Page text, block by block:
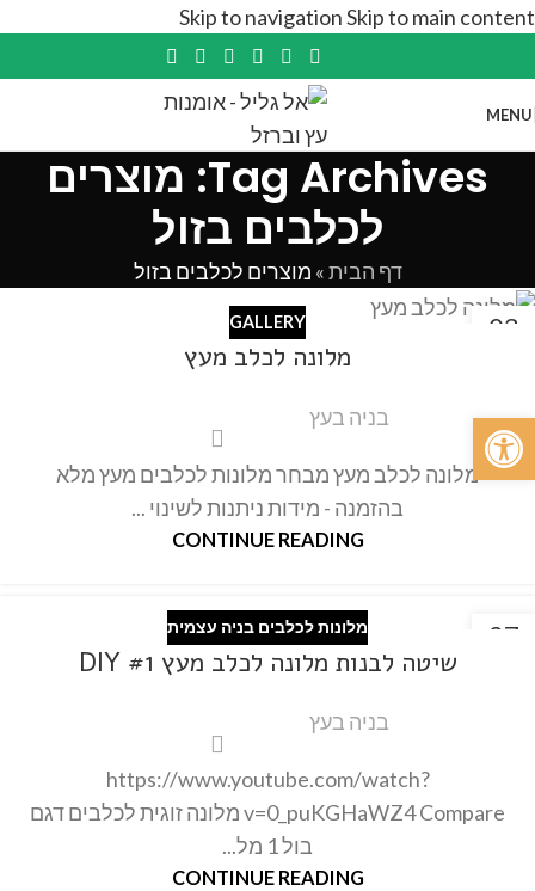
Skip to navigationSkip to main content
MENU
Tag Archives: מוצרים
לכלבים בזול
דף הבית» מוצרים לכלבים בזול
03
GALLERY
מלונה לכלב מעץ
בניה בעץ
מלונה לכלב מעץ מבחר מלונות לכלבים מעץ מלא
בהזמנה - מידות ניתנות לשינוי ...
CONTINUE READING
27 מלונות לכלבים בניה עצמית
שיטה לבנות מלונה לכלב מעץ #1 DIY
בניה בעץ
https://www.youtube.com/watch?
v=0_puKGHaWZ4 Compare מלונה זוגית לכלבים דגם
בול 1 מל...
CONTINUE READING
פתח סרגל נגישות